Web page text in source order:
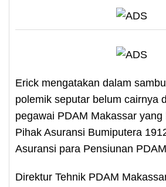
Erick mengatakan dalam
polemik seputar belum cairnya
pegawai PDAM Makassar yang
Pihak Asuransi Bumiputera
Asuransi para Pensiunan
Direktur Tehnik PDAM